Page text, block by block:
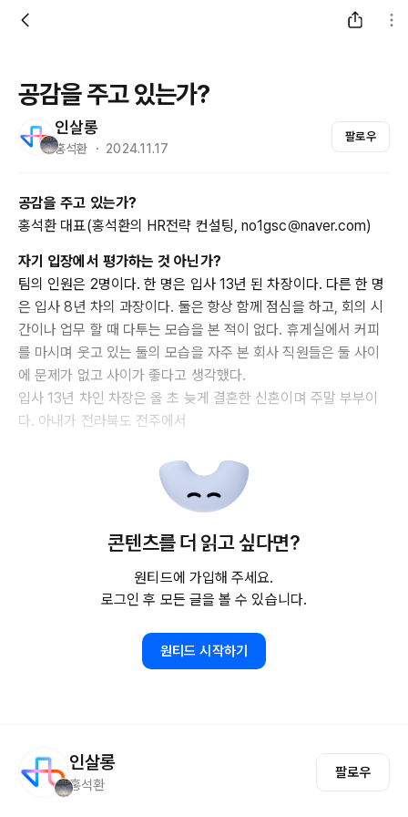
공감을 주고 있는가?
인살롱
홍석환 ・ 2024.11.17
팔로우
공감을 주고 있는가?
홍석환 대표(홍석환의 HR전략 컨설팅, no1gsc@naver.com)
자기 입장에서 평가하는 것 아닌가?
팀의 인원은 2명이다. 한 명은 입사 13년 된 차장이다. 다른 한 명
은 입사 8년 차의 과장이다. 둘은 항상 함께 점심을 하고, 회의 시
간이나 업무 할 때 다투는 모습을 본 적이 없다. 휴게실에서 커피
를 마시며 웃고 있는 둘의 모습을 자주 본 회사 직원들은 둘 사이
에 문제가 없고 사이가 좋다고 생각했다.
입사 13년 차인 차장은 올 초 늦게 결혼한 신혼이며 주말 부부이
다. 아내가 전라북도 전주에서
콘텐츠를 더 읽고 싶다면?
원티드에 가입해 주세요.
로그인 후 모든 글을 볼 수 있습니다.
원티드 시작하기
인살롱
홍석환
팔로우